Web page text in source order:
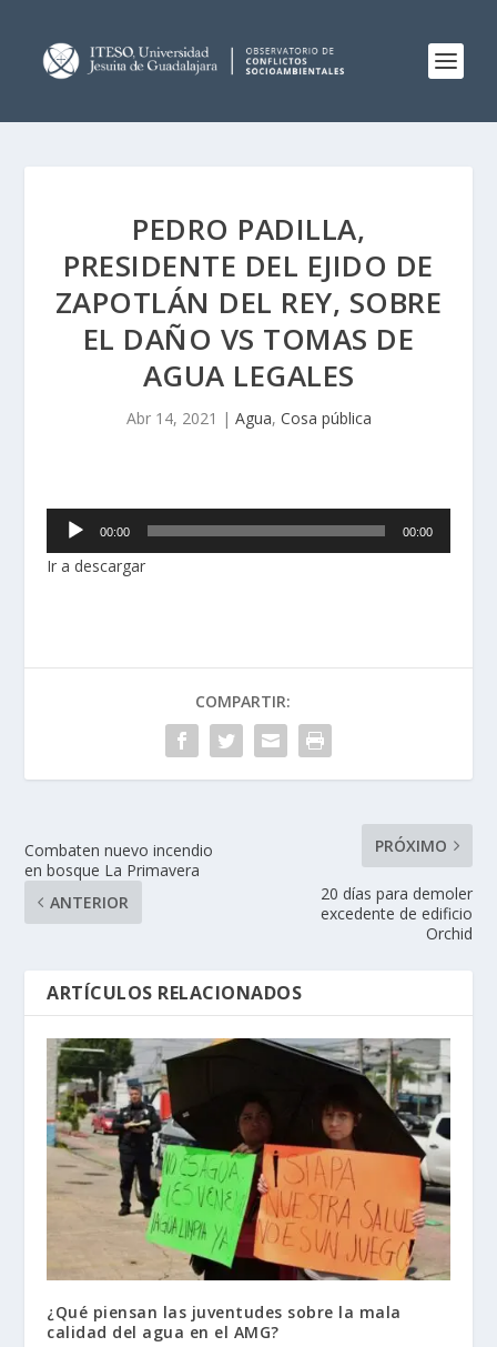
PEDRO PADILLA,
PRESIDENTE DEL EJIDO DE
ZAPOTLÁN DEL REY, SOBRE
EL DAÑO VS TOMAS DE
AGUA LEGALES
Abr 14, 2021 | Agua, Cosa pública
p
u
r
a
u
d
i
00:00 00:00
Ir a descargar
COMPARTIR:
Combaten nuevo incendio
en bosque La Primavera
ANTERIOR
PRÓXIMO
20 días para demoler
excedente de edificio
Orchid
ARTÍCULOS RELACIONADOS
¿Qué piensan las juventudes sobre la mala
calidad del agua en el AMG?